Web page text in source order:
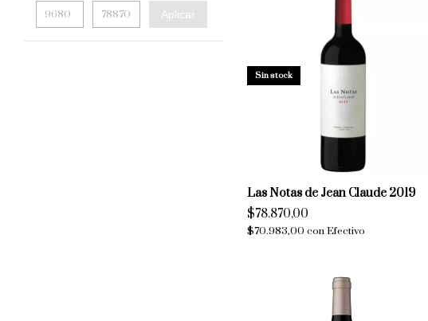
Aplicar
Sin stock
Las Notas de Jean Claude 2019
$78.870,00
$70.983,00 conEfectivo